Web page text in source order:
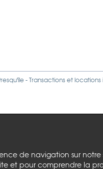
- Transactions et locations
de navigation sur notre
et pour comprendre la